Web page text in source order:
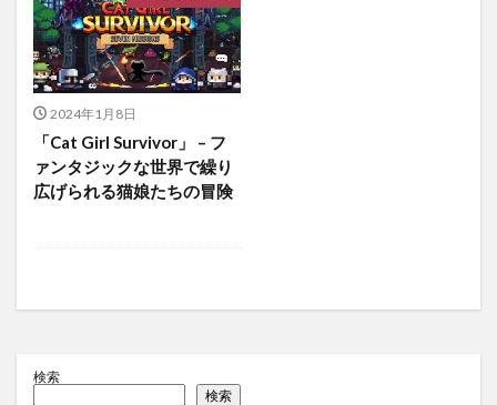
2024年1月8日
「Cat Girl Survivor」 – フ
ァンタジックな世界で繰り
広げられる猫娘たちの冒険
検索
検索